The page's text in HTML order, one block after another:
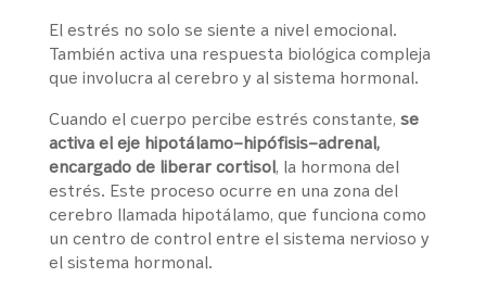
El estrés no solo se siente a nivel emocional.
También activa una respuesta biológica compleja
que involucra al cerebro y al sistema hormonal.
Cuando el cuerpo percibe estrés constante, se
activa el eje hipotálamo–hipófisis–adrenal,
encargado de liberar cortisol, la hormona del
estrés. Este proceso ocurre en una zona del
cerebro llamada hipotálamo, que funciona como
un centro de control entre el sistema nervioso y
el sistema hormonal.